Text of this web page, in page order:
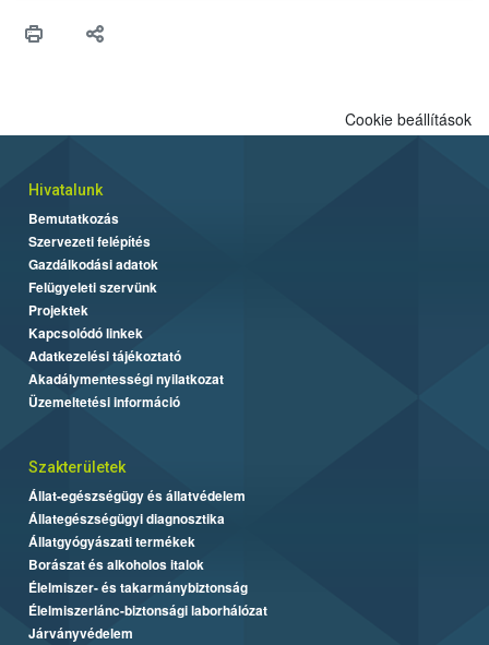
Cookie beállítások
Hivatalunk
Bemutatkozás
Szervezeti felépítés
Gazdálkodási adatok
Felügyeleti szervünk
Projektek
Kapcsolódó linkek
Adatkezelési tájékoztató
Akadálymentességi nyilatkozat
Üzemeltetési információ
Szakterületek
Állat-egészségügy és állatvédelem
Állategészségügyi diagnosztika
Állatgyógyászati termékek
Borászat és alkoholos italok
Élelmiszer- és takarmánybiztonság
Élelmiszerlánc-biztonsági laborhálózat
Járványvédelem